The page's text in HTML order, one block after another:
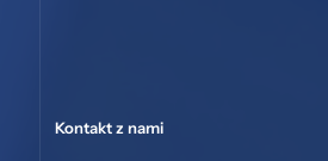
Kontakt z nami